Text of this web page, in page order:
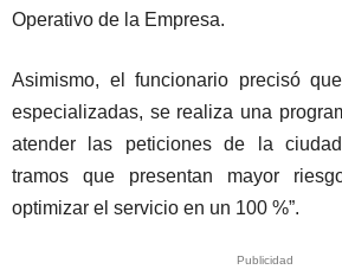
Operativo de la Empresa.
Asimismo, el funcionario precisó
especializadas, se realiza una
atender las peticiones de la
tramos que presentan mayor
optimizar el servicio en un 100 %”.
Publicidad